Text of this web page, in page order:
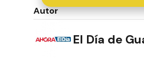
Autor
El Día de